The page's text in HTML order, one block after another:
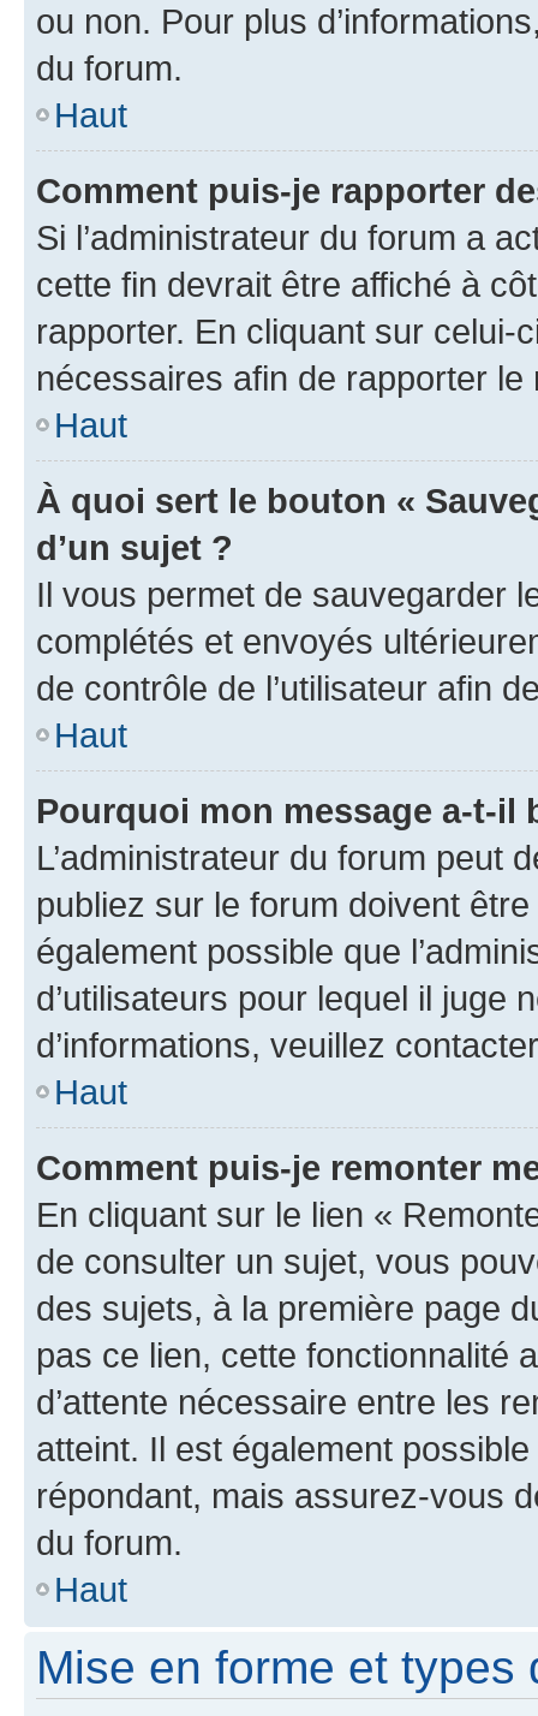
ou non. Pour plus
du forum.
Haut
Comment puis-je rapporter
Si l’administrateur du forum a
cette fin devrait être affiché à
rapporter. En cliquant sur
nécessaires afin de rapporter le
Haut
À quoi sert le bouton «
d’un sujet ?
Il vous permet de sauvegarder
complétés et envoyés
de contrôle de l’utilisateur afin
Haut
Pourquoi mon message a-t-il
L’administrateur du forum peut
publiez sur le forum doivent
également possible que
d’utilisateurs pour lequel il juge
d’informations, veuillez
Haut
Comment puis-je remonter
En cliquant sur le lien «
de consulter un sujet, vous
des sujets, à la première page
pas ce lien, cette fonctionnalité
d’attente nécessaire entre les
atteint. Il est également
répondant, mais assurez-vous
du forum.
Haut
Mise en forme et types